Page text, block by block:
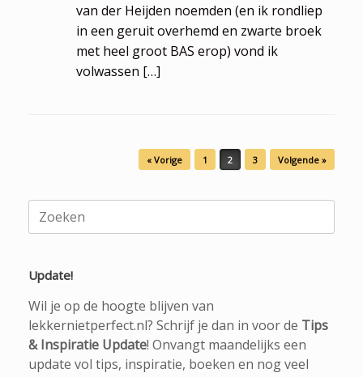
van der Heijden noemden (en ik rondliep
in een geruit overhemd en zwarte broek
met heel groot BAS erop) vond ik
volwassen […]
« Vorige 1 2 3 Volgende »
Zoeken
naar:
Update!
Wil je op de hoogte blijven van
lekkernietperfect.nl? Schrijf je dan in voor de Tips
& Inspiratie Update! Onvangt maandelijks een
update vol tips, inspiratie, boeken en nog veel